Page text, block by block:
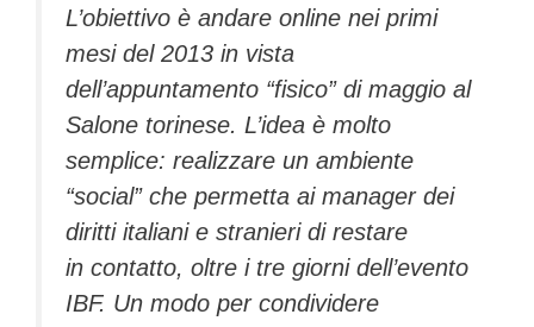
L’obiettivo è andare online nei primi
mesi del 2013 in vista
dell’appuntamento “fisico” di maggio al
Salone torinese. L’idea è molto
semplice: realizzare un ambiente
“social” che permetta ai manager dei
diritti italiani e stranieri di restare
in contatto, oltre i tre giorni dell’evento
IBF. Un modo per condividere